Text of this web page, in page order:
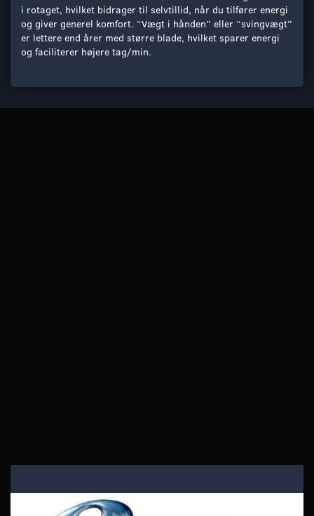
i rotaget, hvilket bidrager til selvtillid, når du tilfører energi
og giver generel komfort. “Vægt i hånden” eller “svingvægt”
er lettere end årer med større blade, hvilket sparer energi
og faciliterer højere tag/min.